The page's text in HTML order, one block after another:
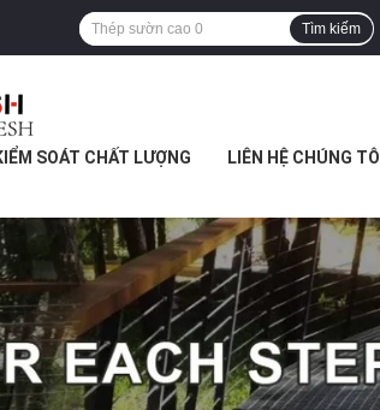
Tìm kiếm
SOÁT CHẤT LƯỢNG LIÊN HỆ CHÚNG TÔI